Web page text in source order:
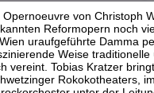
Opernoeuvre von Christoph
Reformopern noch
uraufgeführte Damma
Weise
vereint. Tobias Kratzer
Rokokotheaters,